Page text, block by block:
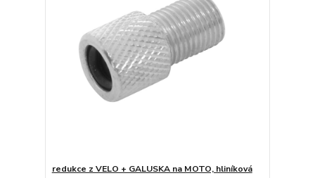
redukce z VELO + GALUSKA na MOTO, hliníková